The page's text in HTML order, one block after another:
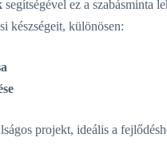
segítségével ez a szabásminta
készségeit, különösen:
projekt, ideális a